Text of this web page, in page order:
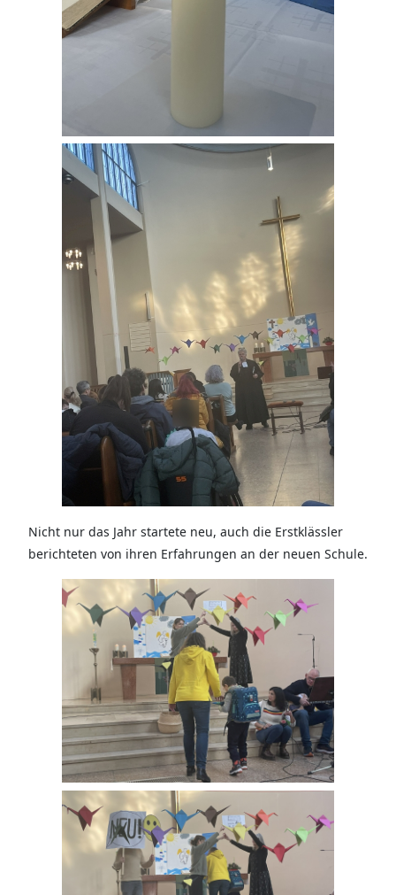
Nicht nur das Jahr startete neu, auch die Erstklässler
berichteten von ihren Erfahrungen an der neuen Schule.